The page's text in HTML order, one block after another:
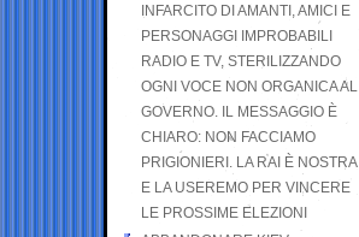
INFARCITO DI AMANTI, AMICI E
PERSONAGGI IMPROBABILI
RADIO E TV, STERILIZZANDO
OGNI VOCE NON ORGANICA AL
GOVERNO. IL MESSAGGIO È
CHIARO: NON FACCIAMO
PRIGIONIERI. LA RAI È NOSTRA
E LA USEREMO PER VINCERE
LE PROSSIME ELEZIONI